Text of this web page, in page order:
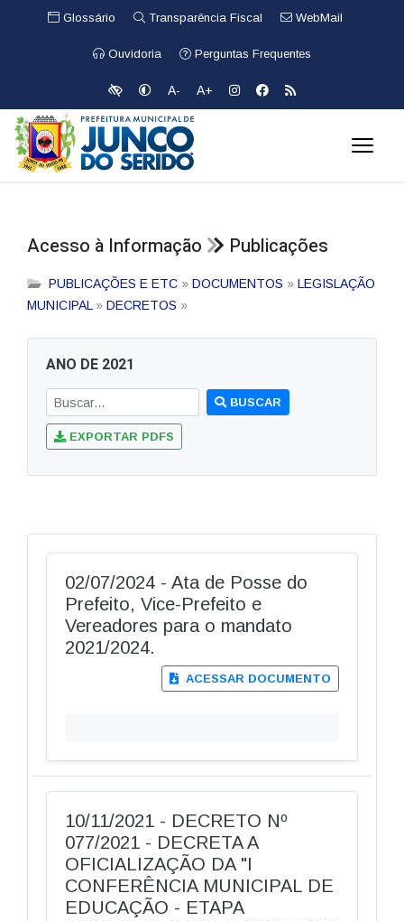
Glossário Transparência Fiscal WebMail
Ouvidoria Perguntas Frequentes
A- A+
Acesso à Informação Publicações
PUBLICAÇÕES E ETC » DOCUMENTOS » LEGISLAÇÃO
MUNICIPAL » DECRETOS »
ANO DE 2021
BUSCAR
EXPORTAR PDFS
02/07/2024 - Ata de Posse do
Prefeito, Vice-Prefeito e
Vereadores para o mandato
2021/2024.
ACESSAR DOCUMENTO
10/11/2021 - DECRETO Nº
077/2021 - DECRETA A
OFICIALIZAÇÃO DA "I
CONFERÊNCIA MUNICIPAL DE
EDUCAÇÃO - ETAPA